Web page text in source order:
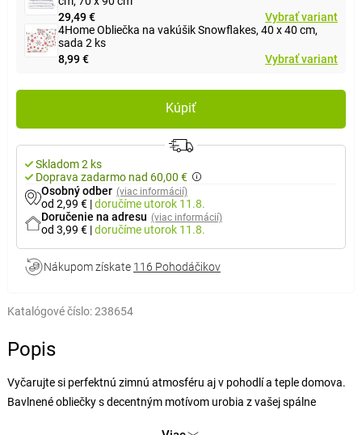
29,49 €
Vybrať variant
4Home Obliečka na vakúšik Snowflakes, 40 x 40 cm,
sada 2 ks
8,99 €
Vybrať variant
Kúpiť
Skladom 2 ks
Doprava zadarmo nad 60,00 €
Osobný odber (viac informácií)
od 2,99 € |doručíme utorok 11.8.
Doručenie na adresu (viac informácií)
od 3,99 € |doručíme utorok 11.8.
Nákupom získate 116 Pohodáčikov
Katalógové číslo:238654
Popis
Vyčarujte si perfektnú zimnú atmosféru aj v pohodlí a teple domova.
Bavlnené obliečky s decentným motívom urobia z vašej spálne